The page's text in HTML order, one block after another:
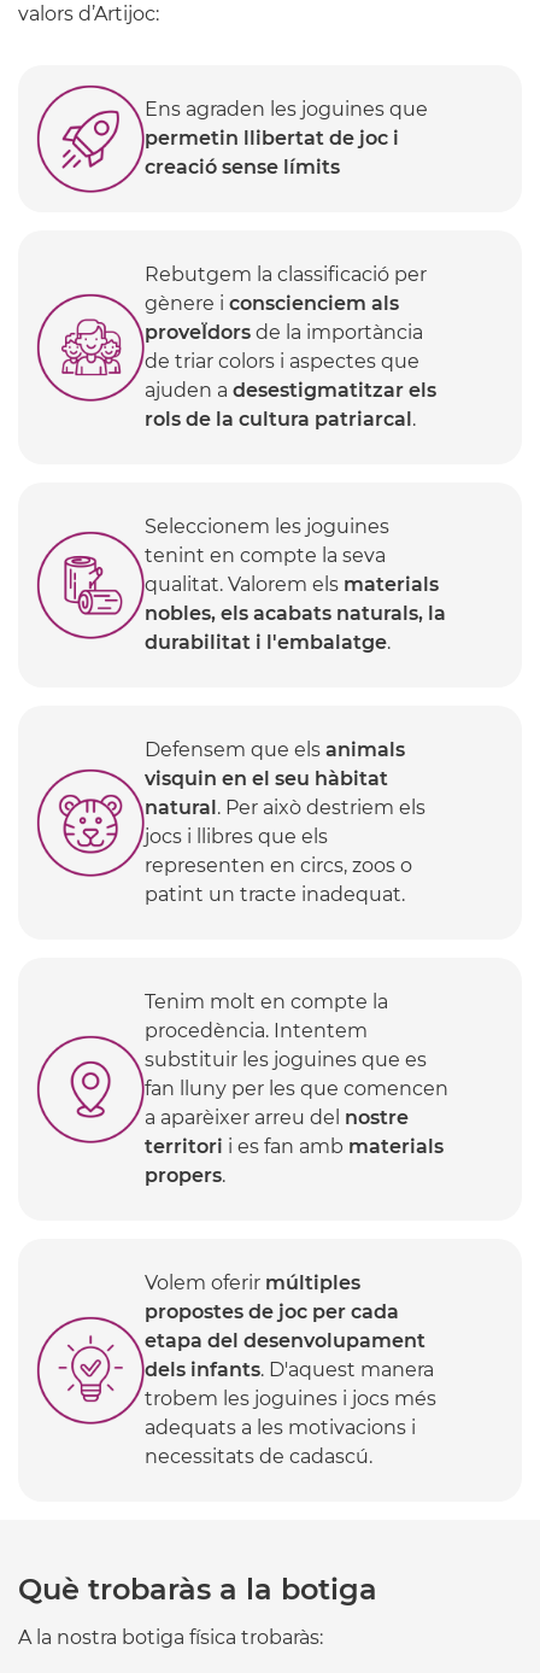
valors d’Artijoc:
Ens agraden les joguines que
permetin llibertat de joc i
creació sense límits
Rebutgem la classificació per
gènere i conscienciem als
proveÏdors de la importància
de triar colors i aspectes que
ajuden a desestigmatitzar els
rols de la cultura patriarcal.
Seleccionem les joguines
tenint en compte la seva
qualitat. Valorem els materials
nobles, els acabats naturals, la
durabilitat i l'embalatge.
Defensem que els animals
visquin en el seu hàbitat
natural. Per això destriem els
jocs i llibres que els
representen en circs, zoos o
patint un tracte inadequat.
Tenim molt en compte la
procedència. Intentem
substituir les joguines que es
fan lluny per les que comencen
a aparèixer arreu del nostre
territori i es fan amb materials
propers.
Volem oferir múltiples
propostes de joc per cada
etapa del desenvolupament
dels infants. D'aquest manera
trobem les joguines i jocs més
adequats a les motivacions i
necessitats de cadascú.
Què trobaràs a la botiga
A la nostra botiga física trobaràs: